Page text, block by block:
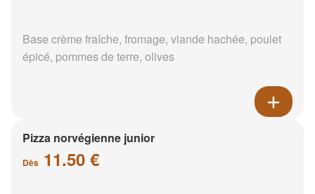
Base crème fraîche, fromage, viande hachée, poulet
épicé, pommes de terre, olives
Pizza norvégienne junior
Dès 11.50 €